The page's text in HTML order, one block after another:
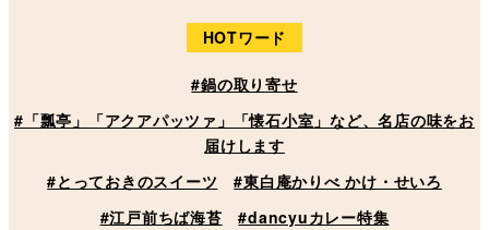
HOTワード
#鍋の取り寄せ
#「瓢亭」「アクアパッツァ」「懐石小室」など、名店の味をお
届けします
#とっておきのスイーツ
#東白庵かりべ かけ・せいろ
#江戸前ちば海苔
#dancyuカレー特集